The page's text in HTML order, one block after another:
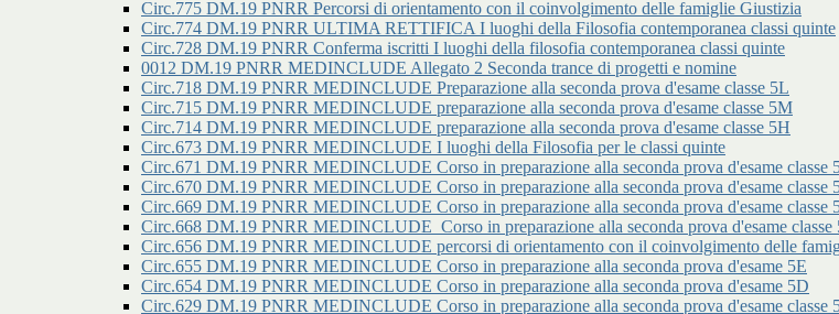
Circ.775 DM.19 PNRR Percorsi di orientamento con il coinvolgimento delle famiglie Giustizia
Circ.774 DM.19 PNRR ULTIMA RETTIFICA I luoghi della Filosofia contemporanea classi quinte
Circ.728 DM.19 PNRR Conferma iscritti I luoghi della filosofia contemporanea classi quinte
0012 DM.19 PNRR MEDINCLUDE Allegato 2 Seconda trance di progetti e nomine
Circ.718 DM.19 PNRR MEDINCLUDE Preparazione alla seconda prova d'esame classe 5L
Circ.715 DM.19 PNRR MEDINCLUDE preparazione alla seconda prova d'esame classe 5M
Circ.714 DM.19 PNRR MEDINCLUDE preparazione alla seconda prova d'esame classe 5H
Circ.673 DM.19 PNRR MEDINCLUDE I luoghi della Filosofia per le classi quinte
Circ.671 DM.19 PNRR MEDINCLUDE Corso in preparazione alla seconda prova d'esame classe
Circ.670 DM.19 PNRR MEDINCLUDE Corso in preparazione alla seconda prova d'esame classe
Circ.669 DM.19 PNRR MEDINCLUDE Corso in preparazione alla seconda prova d'esame classe
Circ.668 DM.19 PNRR MEDINCLUDE_Corso in preparazione alla seconda prova d'esame classe
Circ.656 DM.19 PNRR MEDINCLUDE percorsi di orientamento con il coinvolgimento delle
Circ.655 DM.19 PNRR MEDINCLUDE Corso in preparazione alla seconda prova d'esame 5E
Circ.654 DM.19 PNRR MEDINCLUDE Corso in preparazione alla seconda prova d'esame 5D
Circ.629 DM.19 PNRR MEDINCLUDE Corso in preparazione alla seconda prova d'esame classe